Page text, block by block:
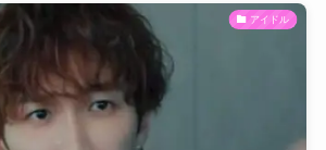
アイドル